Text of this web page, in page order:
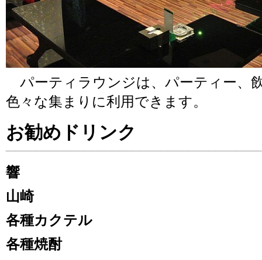
パーティラウンジは、パーティー、
色々な集まりに利用できます。
お勧めドリンク
響
山崎
各種カクテル
各種焼酎